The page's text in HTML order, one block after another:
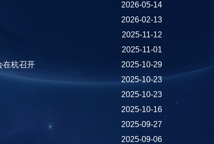
2026-05-14
2026-02-13
2025-11-12
2025-11-01
在杭召开
2025-10-29
2025-10-23
2025-10-23
2025-10-16
2025-09-27
2025-09-06